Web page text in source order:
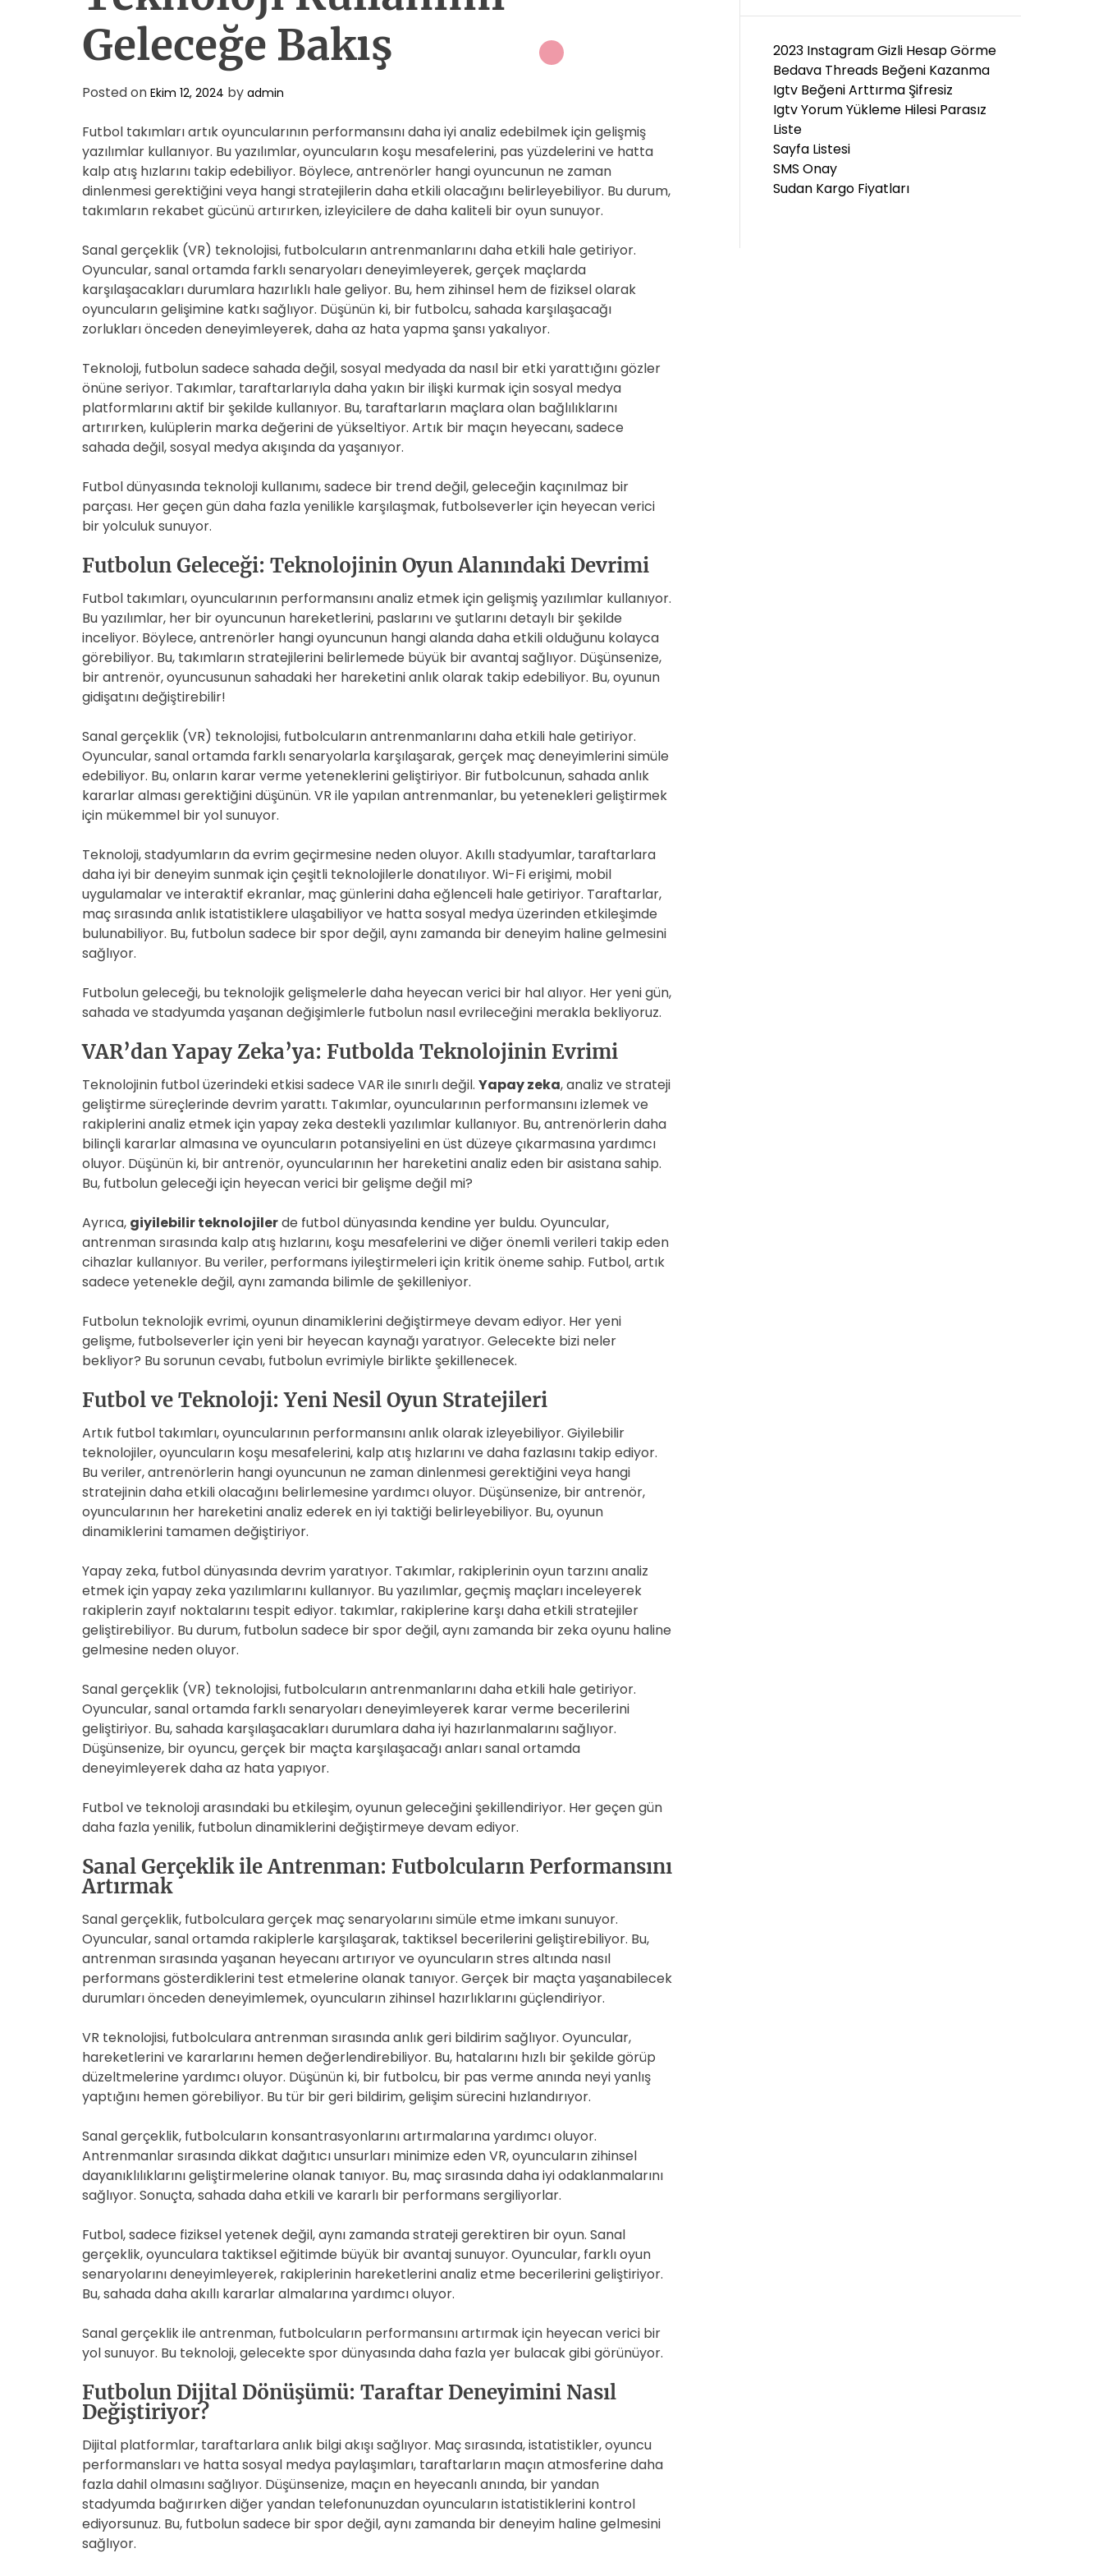
Geleceğe Bakış
Posted on Ekim 12, 2024 by admin
Futbol takımları artık oyuncularının performansını daha iyi analiz edebilmek için gelişmiş
yazılımlar kullanıyor. Bu yazılımlar, oyuncuların koşu mesafelerini, pas yüzdelerini ve hatta
kalp atış hızlarını takip edebiliyor. Böylece, antrenörler hangi oyuncunun ne zaman
dinlenmesi gerektiğini veya hangi stratejilerin daha etkili olacağını belirleyebiliyor. Bu durum,
takımların rekabet gücünü artırırken, izleyicilere de daha kaliteli bir oyun sunuyor.
Sanal gerçeklik (VR) teknolojisi, futbolcuların antrenmanlarını daha etkili hale getiriyor.
Oyuncular, sanal ortamda farklı senaryoları deneyimleyerek, gerçek maçlarda
karşılaşacakları durumlara hazırlıklı hale geliyor. Bu, hem zihinsel hem de fiziksel olarak
oyuncuların gelişimine katkı sağlıyor. Düşünün ki, bir futbolcu, sahada karşılaşacağı
zorlukları önceden deneyimleyerek, daha az hata yapma şansı yakalıyor.
Teknoloji, futbolun sadece sahada değil, sosyal medyada da nasıl bir etki yarattığını gözler
önüne seriyor. Takımlar, taraftarlarıyla daha yakın bir ilişki kurmak için sosyal medya
platformlarını aktif bir şekilde kullanıyor. Bu, taraftarların maçlara olan bağlılıklarını
artırırken, kulüplerin marka değerini de yükseltiyor. Artık bir maçın heyecanı, sadece
sahada değil, sosyal medya akışında da yaşanıyor.
Futbol dünyasında teknoloji kullanımı, sadece bir trend değil, geleceğin kaçınılmaz bir
parçası. Her geçen gün daha fazla yenilikle karşılaşmak, futbolseverler için heyecan verici
bir yolculuk sunuyor.
Futbolun Geleceği: Teknolojinin Oyun Alanındaki Devrimi
Futbol takımları, oyuncularının performansını analiz etmek için gelişmiş yazılımlar kullanıyor.
Bu yazılımlar, her bir oyuncunun hareketlerini, paslarını ve şutlarını detaylı bir şekilde
inceliyor. Böylece, antrenörler hangi oyuncunun hangi alanda daha etkili olduğunu kolayca
görebiliyor. Bu, takımların stratejilerini belirlemede büyük bir avantaj sağlıyor. Düşünsenize,
bir antrenör, oyuncusunun sahadaki her hareketini anlık olarak takip edebiliyor. Bu, oyunun
gidişatını değiştirebilir!
Sanal gerçeklik (VR) teknolojisi, futbolcuların antrenmanlarını daha etkili hale getiriyor.
Oyuncular, sanal ortamda farklı senaryolarla karşılaşarak, gerçek maç deneyimlerini simüle
edebiliyor. Bu, onların karar verme yeteneklerini geliştiriyor. Bir futbolcunun, sahada anlık
kararlar alması gerektiğini düşünün. VR ile yapılan antrenmanlar, bu yetenekleri geliştirmek
için mükemmel bir yol sunuyor.
Teknoloji, stadyumların da evrim geçirmesine neden oluyor. Akıllı stadyumlar, taraftarlara
daha iyi bir deneyim sunmak için çeşitli teknolojilerle donatılıyor. Wi-Fi erişimi, mobil
uygulamalar ve interaktif ekranlar, maç günlerini daha eğlenceli hale getiriyor. Taraftarlar,
maç sırasında anlık istatistiklere ulaşabiliyor ve hatta sosyal medya üzerinden etkileşimde
bulunabiliyor. Bu, futbolun sadece bir spor değil, aynı zamanda bir deneyim haline gelmesini
sağlıyor.
Futbolun geleceği, bu teknolojik gelişmelerle daha heyecan verici bir hal alıyor. Her yeni gün,
sahada ve stadyumda yaşanan değişimlerle futbolun nasıl evrileceğini merakla bekliyoruz.
VAR’dan Yapay Zeka’ya: Futbolda Teknolojinin Evrimi
Teknolojinin futbol üzerindeki etkisi sadece VAR ile sınırlı değil. Yapay zeka, analiz ve strateji
geliştirme süreçlerinde devrim yarattı. Takımlar, oyuncularının performansını izlemek ve
rakiplerini analiz etmek için yapay zeka destekli yazılımlar kullanıyor. Bu, antrenörlerin daha
bilinçli kararlar almasına ve oyuncuların potansiyelini en üst düzeye çıkarmasına yardımcı
oluyor. Düşünün ki, bir antrenör, oyuncularının her hareketini analiz eden bir asistana sahip.
Bu, futbolun geleceği için heyecan verici bir gelişme değil mi?
Ayrıca, giyilebilir teknolojilerde futbol dünyasında kendine yer buldu. Oyuncular,
antrenman sırasında kalp atış hızlarını, koşu mesafelerini ve diğer önemli verileri takip eden
cihazlar kullanıyor. Bu veriler, performans iyileştirmeleri için kritik öneme sahip. Futbol, artık
sadece yetenekle değil, aynı zamanda bilimle de şekilleniyor.
Futbolun teknolojik evrimi, oyunun dinamiklerini değiştirmeye devam ediyor. Her yeni
gelişme, futbolseverler için yeni bir heyecan kaynağı yaratıyor. Gelecekte bizi neler
bekliyor? Bu sorunun cevabı, futbolun evrimiyle birlikte şekillenecek.
Futbol ve Teknoloji: Yeni Nesil Oyun Stratejileri
Artık futbol takımları, oyuncularının performansını anlık olarak izleyebiliyor. Giyilebilir
teknolojiler, oyuncuların koşu mesafelerini, kalp atış hızlarını ve daha fazlasını takip ediyor.
Bu veriler, antrenörlerin hangi oyuncunun ne zaman dinlenmesi gerektiğini veya hangi
stratejinin daha etkili olacağını belirlemesine yardımcı oluyor. Düşünsenize, bir antrenör,
oyuncularının her hareketini analiz ederek en iyi taktiği belirleyebiliyor. Bu, oyunun
dinamiklerini tamamen değiştiriyor.
Yapay zeka, futbol dünyasında devrim yaratıyor. Takımlar, rakiplerinin oyun tarzını analiz
etmek için yapay zeka yazılımlarını kullanıyor. Bu yazılımlar, geçmiş maçları inceleyerek
rakiplerin zayıf noktalarını tespit ediyor. takımlar, rakiplerine karşı daha etkili stratejiler
geliştirebiliyor. Bu durum, futbolun sadece bir spor değil, aynı zamanda bir zeka oyunu haline
gelmesine neden oluyor.
Sanal gerçeklik (VR) teknolojisi, futbolcuların antrenmanlarını daha etkili hale getiriyor.
Oyuncular, sanal ortamda farklı senaryoları deneyimleyerek karar verme becerilerini
geliştiriyor. Bu, sahada karşılaşacakları durumlara daha iyi hazırlanmalarını sağlıyor.
Düşünsenize, bir oyuncu, gerçek bir maçta karşılaşacağı anları sanal ortamda
deneyimleyerek daha az hata yapıyor.
Futbol ve teknoloji arasındaki bu etkileşim, oyunun geleceğini şekillendiriyor. Her geçen gün
daha fazla yenilik, futbolun dinamiklerini değiştirmeye devam ediyor.
Sanal Gerçeklik ile Antrenman: Futbolcuların Performansını
Artırmak
Sanal gerçeklik, futbolculara gerçek maç senaryolarını simüle etme imkanı sunuyor.
Oyuncular, sanal ortamda rakiplerle karşılaşarak, taktiksel becerilerini geliştirebiliyor. Bu,
antrenman sırasında yaşanan heyecanı artırıyor ve oyuncuların stres altında nasıl
performans gösterdiklerini test etmelerine olanak tanıyor. Gerçek bir maçta yaşanabilecek
durumları önceden deneyimlemek, oyuncuların zihinsel hazırlıklarını güçlendiriyor.
VR teknolojisi, futbolculara antrenman sırasında anlık geri bildirim sağlıyor. Oyuncular,
hareketlerini ve kararlarını hemen değerlendirebiliyor. Bu, hatalarını hızlı bir şekilde görüp
düzeltmelerine yardımcı oluyor. Düşünün ki, bir futbolcu, bir pas verme anında neyi yanlış
yaptığını hemen görebiliyor. Bu tür bir geri bildirim, gelişim sürecini hızlandırıyor.
Sanal gerçeklik, futbolcuların konsantrasyonlarını artırmalarına yardımcı oluyor.
Antrenmanlar sırasında dikkat dağıtıcı unsurları minimize eden VR, oyuncuların zihinsel
dayanıklılıklarını geliştirmelerine olanak tanıyor. Bu, maç sırasında daha iyi odaklanmalarını
sağlıyor. Sonuçta, sahada daha etkili ve kararlı bir performans sergiliyorlar.
Futbol, sadece fiziksel yetenek değil, aynı zamanda strateji gerektiren bir oyun. Sanal
gerçeklik, oyunculara taktiksel eğitimde büyük bir avantaj sunuyor. Oyuncular, farklı oyun
senaryolarını deneyimleyerek, rakiplerinin hareketlerini analiz etme becerilerini geliştiriyor.
Bu, sahada daha akıllı kararlar almalarına yardımcı oluyor.
Sanal gerçeklik ile antrenman, futbolcuların performansını artırmak için heyecan verici bir
yol sunuyor. Bu teknoloji, gelecekte spor dünyasında daha fazla yer bulacak gibi görünüyor.
Futbolun Dijital Dönüşümü: Taraftar Deneyimini Nasıl
Değiştiriyor?
Dijital platformlar, taraftarlara anlık bilgi akışı sağlıyor. Maç sırasında, istatistikler, oyuncu
performansları ve hatta sosyal medya paylaşımları, taraftarların maçın atmosferine daha
fazla dahil olmasını sağlıyor. Düşünsenize, maçın en heyecanlı anında, bir yandan
stadyumda bağırırken diğer yandan telefonunuzdan oyuncuların istatistiklerini kontrol
ediyorsunuz. Bu, futbolun sadece bir spor değil, aynı zamanda bir deneyim haline gelmesini
sağlıyor.
2023 Instagram Gizli Hesap Görme
Bedava Threads Beğeni Kazanma
Igtv Beğeni Arttırma Şifresiz
Igtv Yorum Yükleme Hilesi Parasız
Liste
Sayfa Listesi
SMS Onay
Sudan Kargo Fiyatları